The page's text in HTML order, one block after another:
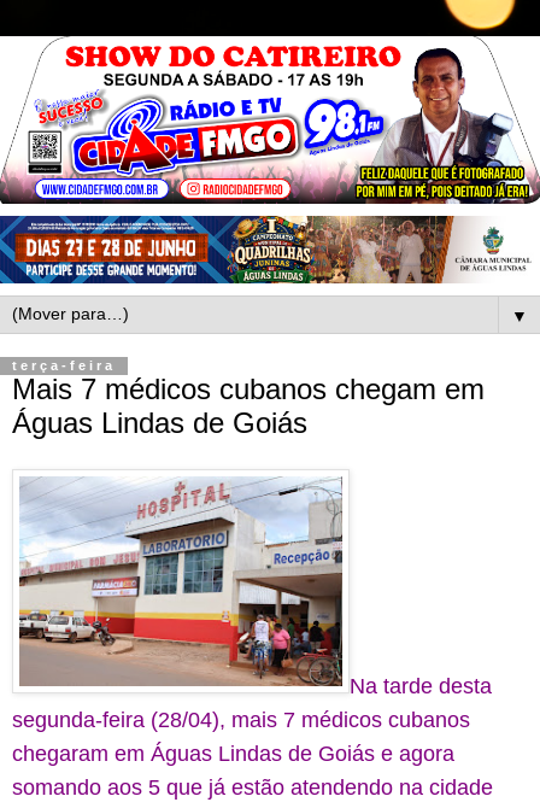
▼
terça-feira
Mais 7 médicos cubanos chegam em
Águas Lindas de Goiás
Na tarde desta
segunda-feira (28/04), mais 7 médicos cubanos
chegaram em Águas Lindas de Goiás e agora
somando aos 5 que já estão atendendo na cidade